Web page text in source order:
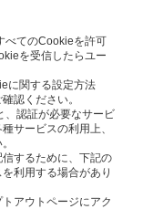
べてのCookieを許可
を受信したらユー
に関する設定方法
認ください。
、認証が必要なサービ
サービスの利用上、
するために、下記の
利用する場合があり
アウトページにアク